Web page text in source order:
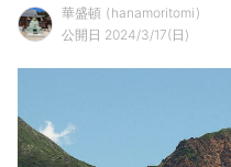
華盛頓
hanamoritomi
公開日 2024/3/17(日)